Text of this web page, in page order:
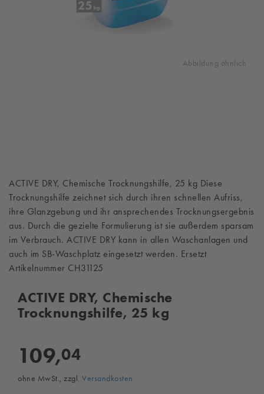
Abbildung ähnlich
ACTIVE DRY, Chemische Trocknungshilfe, 25 kg Diese
Trocknungshilfe zeichnet sich durch ihren schnellen Aufriss,
ihre Glanzgebung und ihr ansprechendes Trocknungsergebnis
aus. Durch die gezielte Formulierung ist sie außerdem sparsam
im Verbrauch. ACTIVE DRY kann in allen Waschanlagen und
auch im SB-Waschplatz eingesetzt werden. Ersetzt
Artikelnummer CH31125
ACTIVE DRY, Chemische
Trocknungshilfe, 25 kg
109,04
ohne MwSt., zzgl. Versandkosten